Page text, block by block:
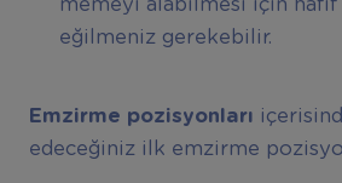
memeyi alabilmesi için hafif
eğilmeniz gerekebilir.
Emzirme pozisyonları
edeceğiniz ilk emzirme